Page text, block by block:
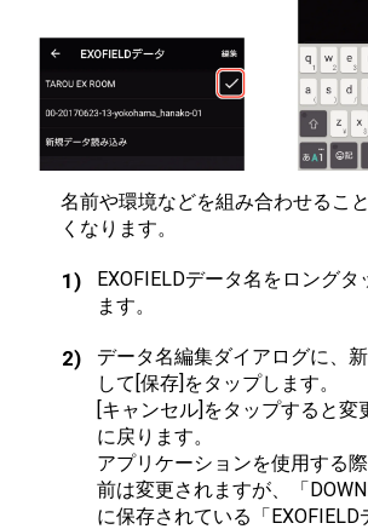
名前や環境などを組み合わせるこ
くなります。
EXOFIELDデータ名をロング
ます。
データ名編集ダイアログに、
して[保存]をタップします。
[キャンセル]をタップすると変
に戻ります。
アプリケーションを使用する
前は変更されますが、「
に保存されている「EXOFIELD